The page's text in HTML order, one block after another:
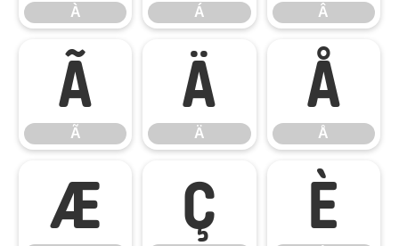
À Á Â
Ã
Ã
Ä
Ä
Å
Å
Æ Ç È